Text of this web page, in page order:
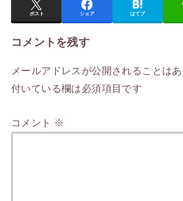
ポスト シェア はてブ
コメントを残す
メールアドレスが公開されることはあ
付いている欄は必須項目です
コメント ※